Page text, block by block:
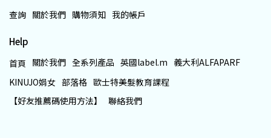
查詢 關於我們 購物須知 我的帳戶
Help
首頁 關於我們 全系列產品 英國label.m 義大利ALFAPARF
KINUJO娟女 部落格 歐士特美髮教育課程
【好友推薦碼使用方法】
聯絡我們